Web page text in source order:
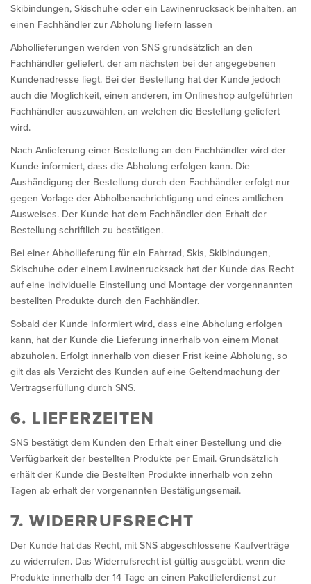
Skibindungen, Skischuhe oder ein Lawinenrucksack beinhalten, an
einen Fachhändler zur Abholung liefern lassen
Abhollieferungen werden von SNS grundsätzlich an den
Fachhändler geliefert, der am nächsten bei der angegebenen
Kundenadresse liegt. Bei der Bestellung hat der Kunde jedoch
auch die Möglichkeit, einen anderen, im Onlineshop aufgeführten
Fachhändler auszuwählen, an welchen die Bestellung geliefert
wird.
Nach Anlieferung einer Bestellung an den Fachhändler wird der
Kunde informiert, dass die Abholung erfolgen kann. Die
Aushändigung der Bestellung durch den Fachhändler erfolgt nur
gegen Vorlage der Abholbenachrichtigung und eines amtlichen
Ausweises. Der Kunde hat dem Fachhändler den Erhalt der
Bestellung schriftlich zu bestätigen.
Bei einer Abhollieferung für ein Fahrrad, Skis, Skibindungen,
Skischuhe oder einem Lawinenrucksack hat der Kunde das Recht
auf eine individuelle Einstellung und Montage der vorgennannten
bestellten Produkte durch den Fachhändler.
Sobald der Kunde informiert wird, dass eine Abholung erfolgen
kann, hat der Kunde die Lieferung innerhalb von einem Monat
abzuholen. Erfolgt innerhalb von dieser Frist keine Abholung, so
gilt das als Verzicht des Kunden auf eine Geltendmachung der
Vertragserfüllung durch SNS.
6. LIEFERZEITEN
SNS bestätigt dem Kunden den Erhalt einer Bestellung und die
Verfügbarkeit der bestellten Produkte per Email. Grundsätzlich
erhält der Kunde die Bestellten Produkte innerhalb von zehn
Tagen ab erhalt der vorgenannten Bestätigungsemail.
7. WIDERRUFSRECHT
Der Kunde hat das Recht, mit SNS abgeschlossene Kaufverträge
zu widerrufen. Das Widerrufsrecht ist gültig ausgeübt, wenn die
Produkte innerhalb der 14 Tage an einen Paketlieferdienst zur